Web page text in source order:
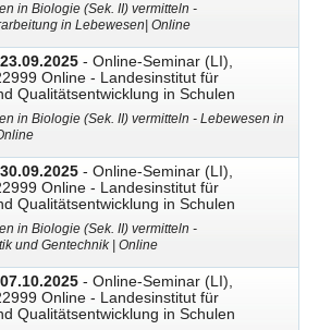
in Biologie (Sek. II) vermitteln -
in Lebewesen| Online
- Online-Seminar (LI),
Online - Landesinstitut für
Qualitätsentwicklung in Schulen
in Biologie (Sek. II) vermitteln - Lebewesen in
- Online-Seminar (LI),
Online - Landesinstitut für
Qualitätsentwicklung in Schulen
in Biologie (Sek. II) vermitteln -
und Gentechnik | Online
- Online-Seminar (LI),
Online - Landesinstitut für
Qualitätsentwicklung in Schulen